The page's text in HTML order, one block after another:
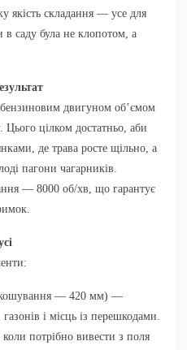
якість складання — усе для
в саду була не клопотом, а
двигуном об’ємом
. Цього цілком достатньо, аби
де трава росте щільно, а
пагони чагарників.
— 8000 об/хв, що гарантує
— 420 мм) —
і місць із перешкодами.
потрібно вивести з поля